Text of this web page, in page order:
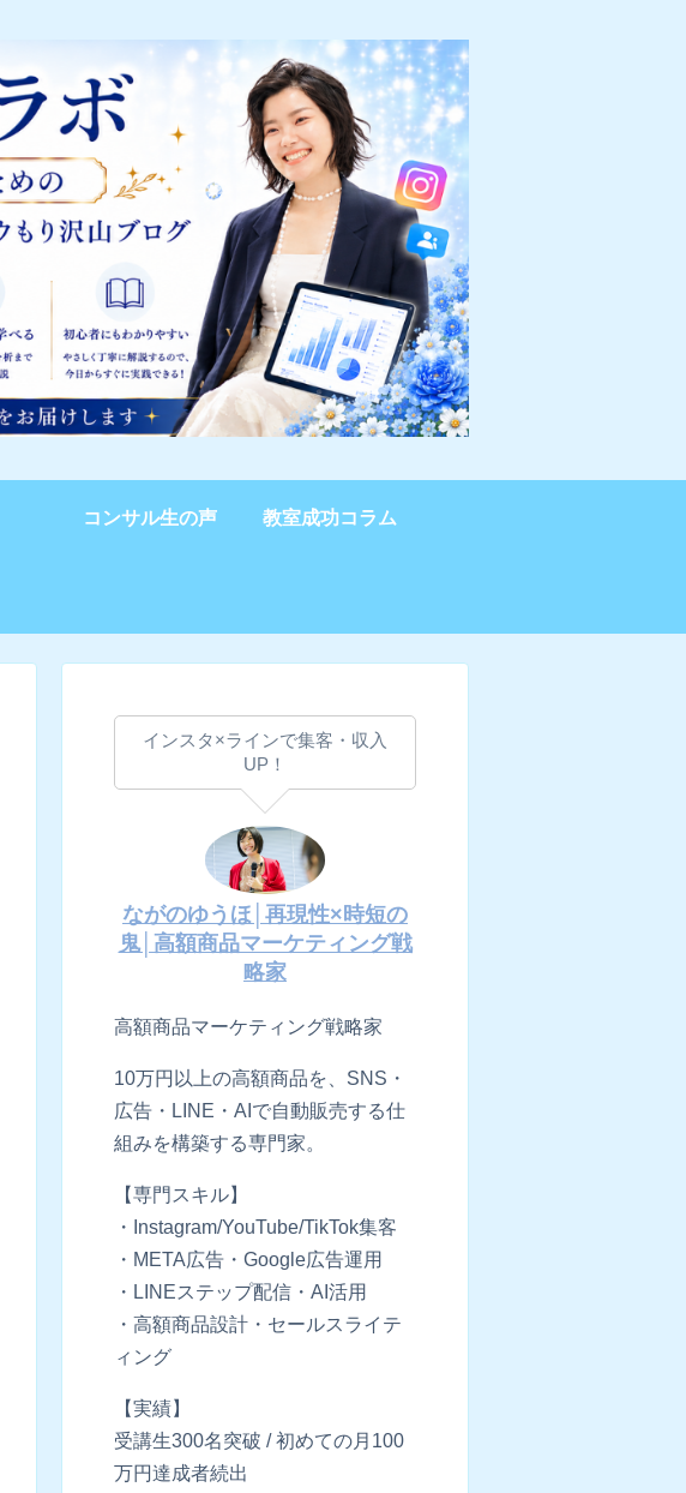
コンサル生の声 教室成功コラム
インスタ×ラインで集客・収入
UP！
ながのゆうほ│再現性×時短の
鬼│高額商品マーケティング戦
略家
高額商品マーケティング戦略家
10万円以上の高額商品を、SNS・
広告・LINE・AIで自動販売する仕
組みを構築する専門家。
【専門スキル】
・Instagram/YouTube/TikTok集客
・META広告・Google広告運用
・LINEステップ配信・AI活用
・高額商品設計・セールスライテ
ィング
【実績】
受講生300名突破 / 初めての月100
万円達成者続出